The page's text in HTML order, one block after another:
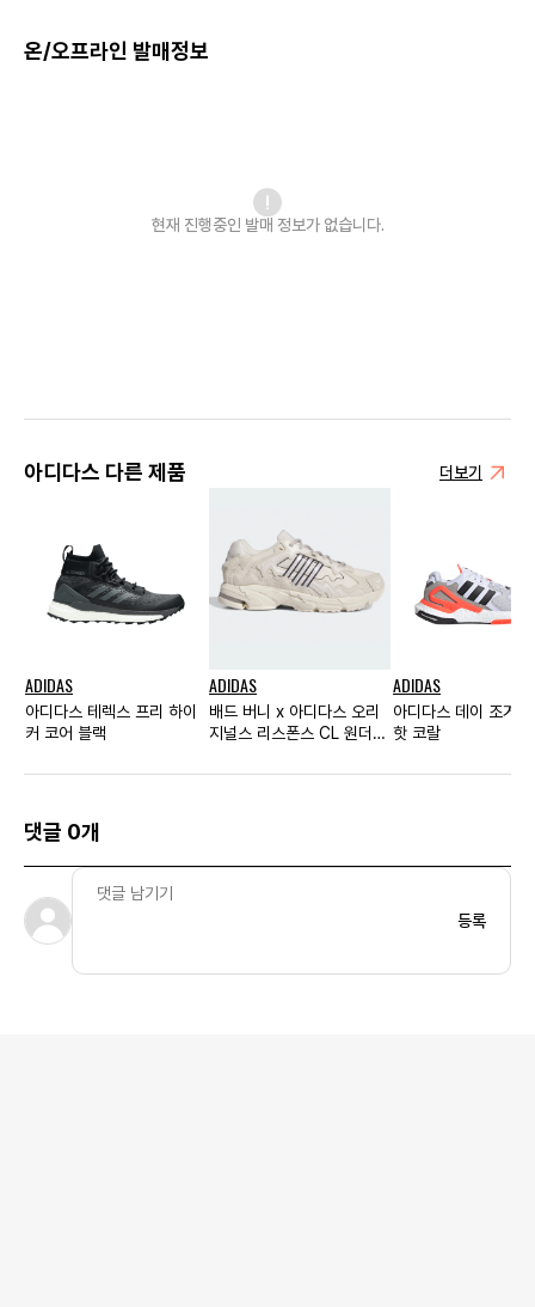
온/오프라인 발매정보
현재 진행중인 발매 정보가 없습니다.
아디다스 다른 제품 더보기
ADIDAS
아디다스 테렉스 프리 하이
커 코어 블랙
ADIDAS
배드 버니 x 아디다스 오리
지널스 리스폰스 CL 원더
ADIDAS
아디다스 데이 조거
핫 코랄
댓글 0개
등록